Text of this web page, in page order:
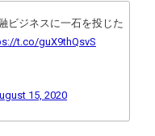
ビジネスに一石を投じた
t.co/guX9thQsvS
15, 2020